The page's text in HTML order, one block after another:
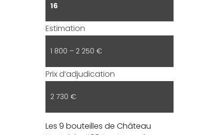
16
Estimation
1 800 – 2 250 €
Prix d’adjudication
2 730 €
Les 9 bouteilles de Château